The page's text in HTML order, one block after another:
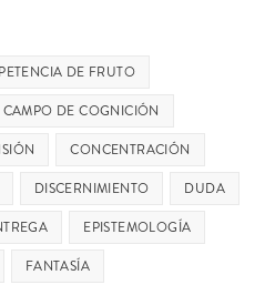
DE FRUTO
CAMPO DE COGNICIÓN
CONCENTRACIÓN
DISCERNIMIENTO
DUDA
EPISTEMOLOGÍA
FANTASÍA